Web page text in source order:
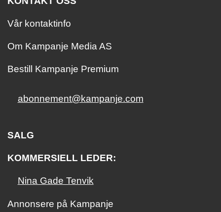
Vår kontaktinfo
Om Kampanje Media AS
Bestill Kampanje Premium
abonnement@kampanje.com
SALG
KOMMERSIELL LEDER:
Nina Gade Tenvik
Annonsere på Kampanje